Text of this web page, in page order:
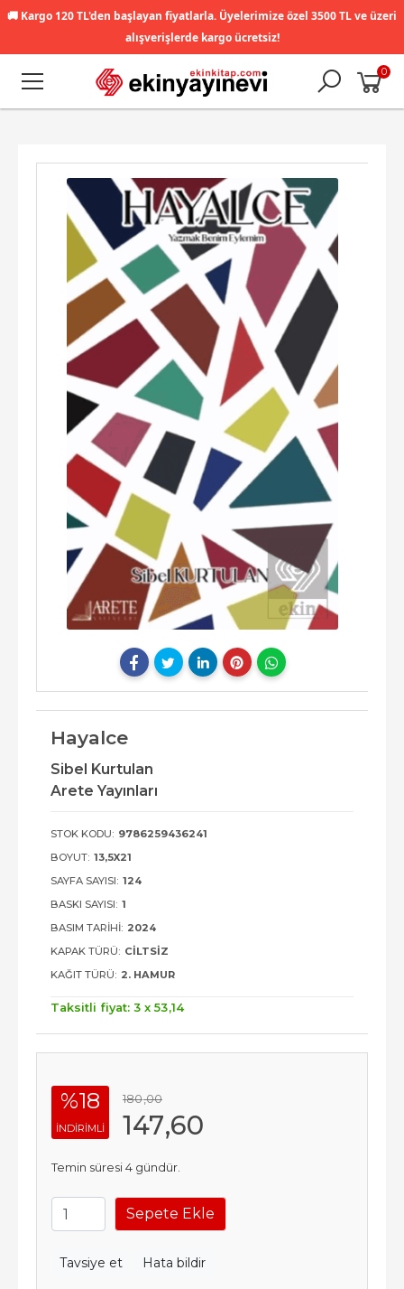
🚚 Kargo 120 TL'den başlayan fiyatlarla. Üyelerimize özel 3500 TL ve üzeri
alışverişlerde kargo ücretsiz!
0
Hayalce
Sibel Kurtulan
Arete Yayınları
STOK KODU: 9786259436241
BOYUT: 13,5X21
SAYFA SAYISI: 124
BASKI SAYISI: 1
BASIM TARIHI: 2024
KAPAK TÜRÜ: CILTSIZ
KAĞIT TÜRÜ: 2. HAMUR
Taksitli fiyat: 3 x 53,14
%18
INDIRIMLI
180,00
147,60
Temin süresi 4 gündür.
Sepete Ekle
Tavsiye et Hata bildir